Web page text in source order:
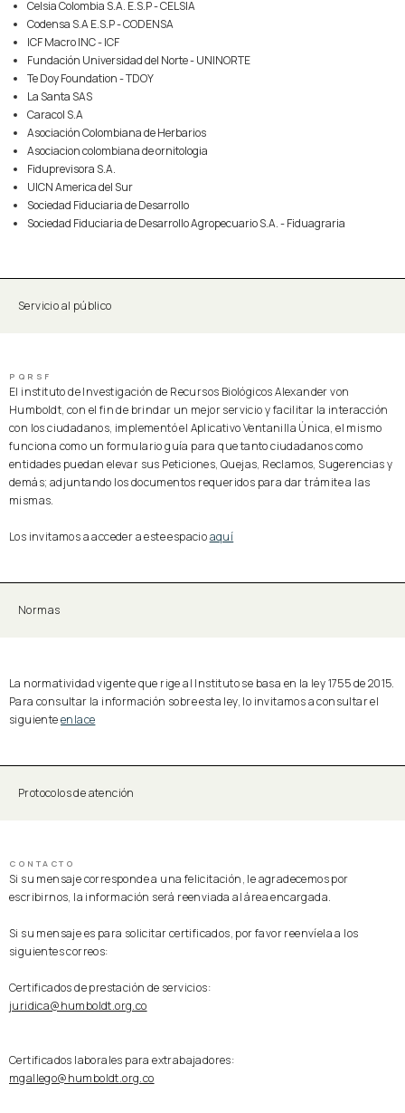
Celsia Colombia S.A. E.S.P - CELSIA
Codensa S.A E.S.P - CODENSA
ICF Macro INC - ICF
Fundación Universidad del Norte - UNINORTE
Te Doy Foundation - TDOY
La Santa SAS
Caracol S.A
Asociación Colombiana de Herbarios
Asociacion colombiana de ornitologia
Fiduprevisora S.A.
UICN America del Sur
Sociedad Fiduciaria de Desarrollo
Sociedad Fiduciaria de Desarrollo Agropecuario S.A. - Fiduagraria
Servicio al público
PQRSF
El instituto de Investigación de Recursos Biológicos Alexander von
Humboldt, con el fin de brindar un mejor servicio y facilitar la interacción
con los ciudadanos, implementó el Aplicativo Ventanilla Única, el mismo
funciona como un formulario guía para que tanto ciudadanos como
entidades puedan elevar sus Peticiones, Quejas, Reclamos, Sugerencias y
demás; adjuntando los documentos requeridos para dar trámite a las
mismas.
Los invitamos a acceder a este espacioaquí
Normas
La normatividad vigente que rige al Instituto se basa en la ley 1755 de 2015.
Para consultar la información sobre esta ley, lo invitamos a consultar el
siguienteenlace
Protocolos de atención
CONTACTO
Si su mensaje corresponde a una felicitación, le agradecemos por
escribirnos, la información será reenviada al área encargada.
Si su mensaje es para solicitar certificados, por favor reenvíela a los
siguientes correos:
Certificados de prestación de servicios:
juridica@humboldt.org.co
Certificados laborales para extrabajadores:
mgallego@humboldt.org.co